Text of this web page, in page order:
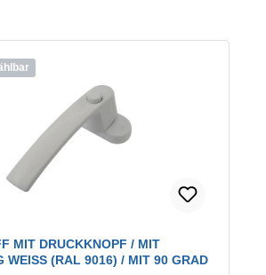
MIT DRUCKKNOPF / MIT
WEISS (RAL 9016) / MIT 90 GRAD R